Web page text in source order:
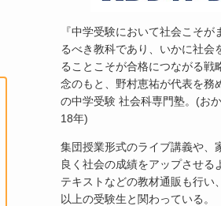
『中学受験において社会こそが
るべき教科であり、いかに社会
ることこそが合格につながる戦
念のもと、野村恵祐が代表を務
の中学受験 社会科専門塾。(お
18年)
集団授業形式のライブ講義や、
良く社会の成績をアップさせる
テキストなどの教材通販も行い
以上の受験生と関わっている。